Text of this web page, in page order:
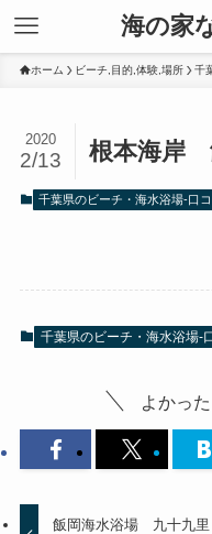
海の家
ホーム ビーチ,目的,体験,場所 千
根本海岸
2020
2/13
千葉県のビーチ・海水浴場-口コ
千葉県のビーチ・海水浴場-
よかっ
飯岡海水浴場 九十九里